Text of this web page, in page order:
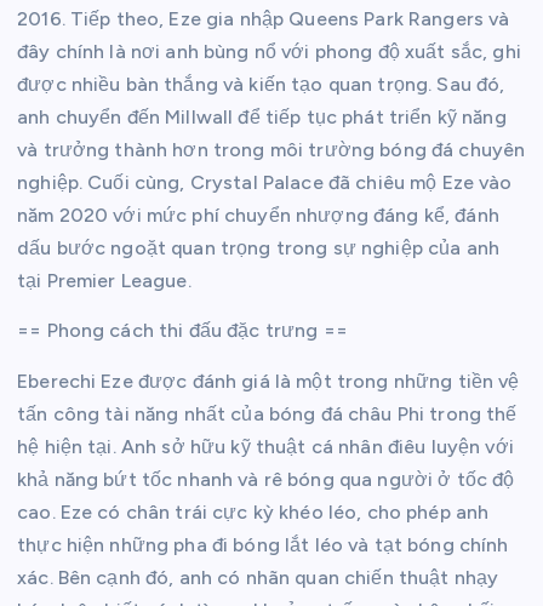
2016. Tiếp theo, Eze gia nhập Queens Park Rangers và
đây chính là nơi anh bùng nổ với phong độ xuất sắc, ghi
được nhiều bàn thắng và kiến tạo quan trọng. Sau đó,
anh chuyển đến Millwall để tiếp tục phát triển kỹ năng
và trưởng thành hơn trong môi trường bóng đá chuyên
nghiệp. Cuối cùng, Crystal Palace đã chiêu mộ Eze vào
năm 2020 với mức phí chuyển nhượng đáng kể, đánh
dấu bước ngoặt quan trọng trong sự nghiệp của anh
tại Premier League.
== Phong cách thi đấu đặc trưng ==
Eberechi Eze được đánh giá là một trong những tiền vệ
tấn công tài năng nhất của bóng đá châu Phi trong thế
hệ hiện tại. Anh sở hữu kỹ thuật cá nhân điêu luyện với
khả năng bứt tốc nhanh và rê bóng qua người ở tốc độ
cao. Eze có chân trái cực kỳ khéo léo, cho phép anh
thực hiện những pha đi bóng lắt léo và tạt bóng chính
xác. Bên cạnh đó, anh có nhãn quan chiến thuật nhạy